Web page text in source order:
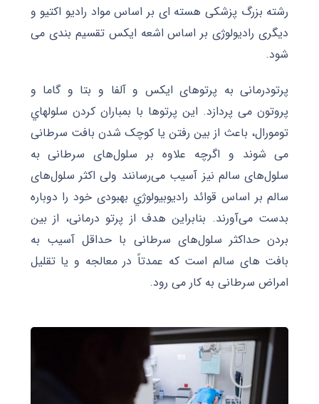
رشته بزرگ پزشکی هسته ای بر اساس مواد رادیو اکتیو و
دیگری رادیولوژی بر اساس اشعه ایکس تقسیم بندی می
شود.
پرتودرمانی به پرتوهای ایکس و آلفا و بتا و گاما و
پروتون می پردازد. این پرتوها با بمباران کردن سلولهاي
تومورال، باعث از بین رفتن یا کوچک شدن بافت سرطانی
می شوند و اگرچه علاوه بر سلول‌های سرطانی به
سلول‌های سالم نیز آسیب می‌رسانند ولی اکثر سلول‌های
سالم بر اساس قوائد راديوبيولوژي بهبودی خود را دوباره
بدست می‌آورند. بنابراین هدف از پرتو درمانی، از بین
بردن حداکثر سلول‌های سرطانی با حداقل آسیب به
بافت های سالم است که عمدتاً در معالجه و یا تقلیل
امراض سرطانی به کار می رود.